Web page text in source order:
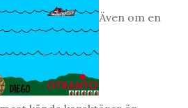
Även om en